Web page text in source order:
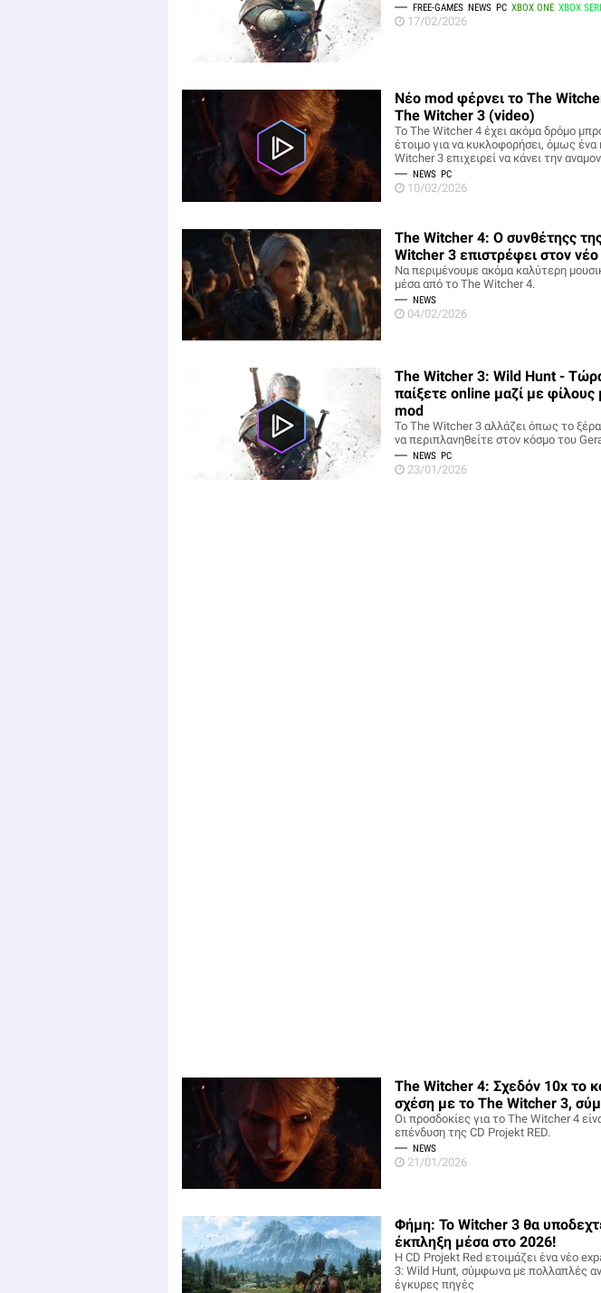
FREE-GAMES NEWS PC XBOX ONE XBOX
17/02/2026
Νέο mod φέρνει το The
The Witcher 3 (video)
Το The Witcher 4 έχει ακόμα δρόμο
έτοιμο για να κυκλοφορήσει, όμως ένα
Witcher 3 επιχειρεί να κάνει την
NEWS PC
10/02/2026
The Witcher 4: Ο συνθέτηςς
Witcher 3 επιστρέφει στον νέο
Να περιμένουμε ακόμα καλύτερη
μέσα από το The Witcher 4.
NEWS
04/02/2026
The Witcher 3: Wild Hunt -
παίξετε online μαζί με
mod
Το The Witcher 3 αλλάζει όπως το
να περιπλανηθείτε στον κόσμο του
NEWS PC
23/01/2026
The Witcher 4: Σχεδόν 10x το
σχέση με το The Witcher 3,
Οι προσδοκίες για το The Witcher 4
επένδυση της CD Projekt RED.
NEWS
21/01/2026
Φήμη: Το Witcher 3 θα
έκπληξη μέσα στο 2026!
Η CD Projekt Red ετοιμάζει ένα νέο
3: Wild Hunt, σύμφωνα με πολλαπλές
έγκυρες πηγές